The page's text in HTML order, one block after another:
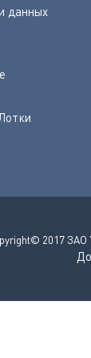
данных
2017 ЗАО